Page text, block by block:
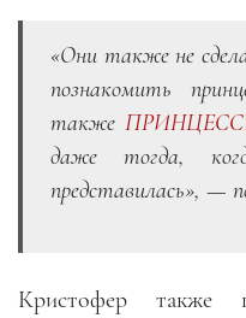
«Они также не
познакомить
также
даже тогда,
представилась», —
Кристофер также